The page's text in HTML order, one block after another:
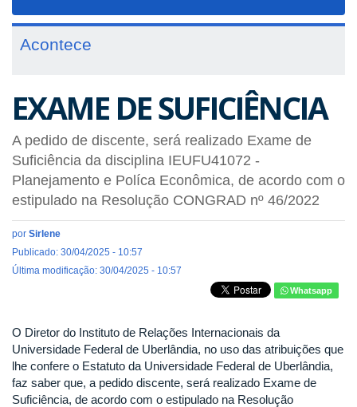
Acontece
EXAME DE SUFICIÊNCIA
A pedido de discente, será realizado Exame de
Suficiência da disciplina IEUFU41072 -
Planejamento e Políca Econômica, de acordo com o
estipulado na Resolução CONGRAD nº 46/2022
por Sirlene
Publicado: 30/04/2025 - 10:57
Última modificação: 30/04/2025 - 10:57
Whatsapp
O Diretor do Instituto de Relações Internacionais da
Universidade Federal de Uberlândia, no uso das atribuições que
lhe confere o Estatuto da Universidade Federal de Uberlândia,
faz saber que, a pedido discente, será realizado Exame de
Suficiência, de acordo com o estipulado na Resolução